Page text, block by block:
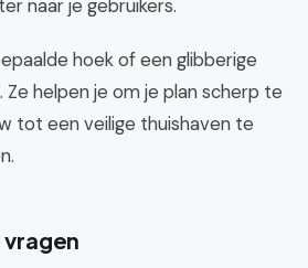
naar je gebruikers.
hoek of een glibberige
Ze helpen je om je plan scherp te
tot een veilige thuishaven te